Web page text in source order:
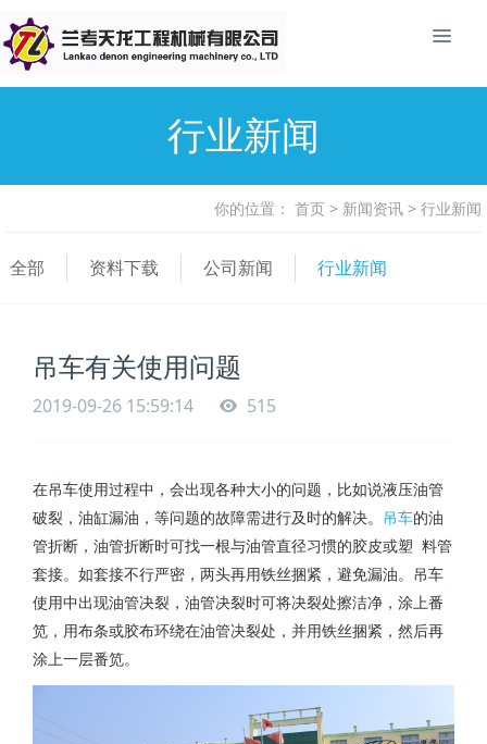
行业新闻
你的位置： 首页 > 新闻资讯 > 行业新闻
全部 资料下载 公司新闻 行业新闻
吊车有关使用问题
2019-09-26 15:59:14 515
在吊车使用过程中，会出现各种大小的问题，比如说液压油管
破裂，油缸漏油，等问题的故障需进行及时的解决。 吊车的油
管折断，油管折断时可找一根与油管直径习惯的胶皮或塑 料管
套接。如套接不行严密，两头再用铁丝捆紧，避免漏油。 吊车
使用中出现油管决裂，油管决裂时可将决裂处擦洁净，涂上番
笕，用布条或胶布环绕在油管决裂处，并用铁丝捆紧，然后再
涂上一层番笕。